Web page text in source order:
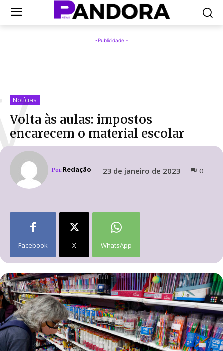
-Publicidade -
Notícias
Volta às aulas: impostos
encarecem o material escolar
Por:Redação 23 de janeiro de 2023 0
Facebook X WhatsApp